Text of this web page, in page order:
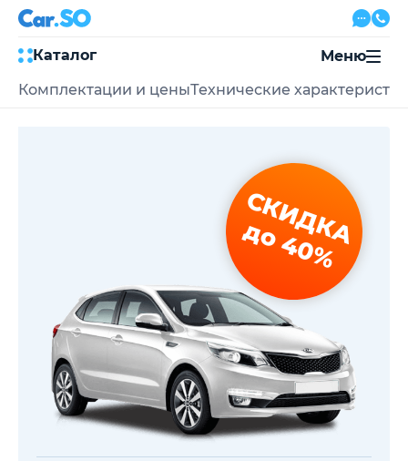
Каталог
8 800 500-03-23
с 08:00 по 20:00, без выходных
Привольная улица, 2, к5
Перезвоните мне
Меню
Комплектации и ценыТехнические
СКИДКА
до 40%